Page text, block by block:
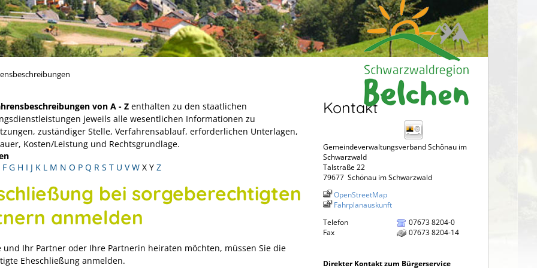
von A - Z enthalten zu den staatlichen
jeweils alle wesentlichen Informationen zu
zuständiger Stelle, Verfahrensablauf, erforderlichen Unterlagen,
Kosten/Leistung und Rechtsgrundlage.
F G H I J K L M N O P Q R S T U V W X Y Z
bei sorgeberechtigten
anmelden
und Ihr Partner oder Ihre Partnerin heiraten möchten, müssen Sie die
Eheschließung anmelden.
Kontakt
Gemeindeverwaltungsverband Schönau im
Schwarzwald
Talstraße 22
79677 Schönau im Schwarzwald
OpenStreetMap
Fahrplanauskunft
Telefon
07673 8204-0
Fax
07673 8204-14
Direkter Kontakt zum Bürgerservice